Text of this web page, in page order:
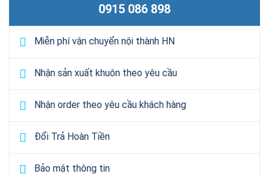
0915 086 898
Miễn phí vận chuyển nội thành HN
Nhận sản xuất khuôn theo yêu cầu
Nhận order theo yêu cầu khách hàng
Đổi Trả Hoàn Tiền
Bảo mật thông tin